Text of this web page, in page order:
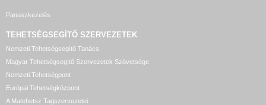
Panaszkezelés
TEHETSÉGSEGÍTŐ SZERVEZETEK
Nemzeti Tehetségsegítő Tanács
Magyar Tehetségsegítő Szervezetek Szövetsége
Nemzeti Tehetségpont
Európai Tehetségközpont
A Matehetsz Tagszervezetei